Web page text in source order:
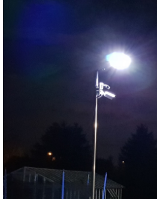
Dzień
Dzień